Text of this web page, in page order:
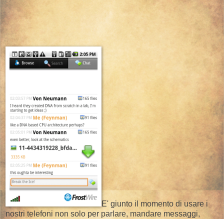
E' giunto il momento di usare i
nostri telefoni non solo per parlare, mandare messaggi,